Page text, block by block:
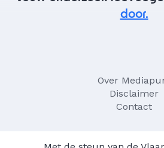
door.
Over
Disclaimer
Contact